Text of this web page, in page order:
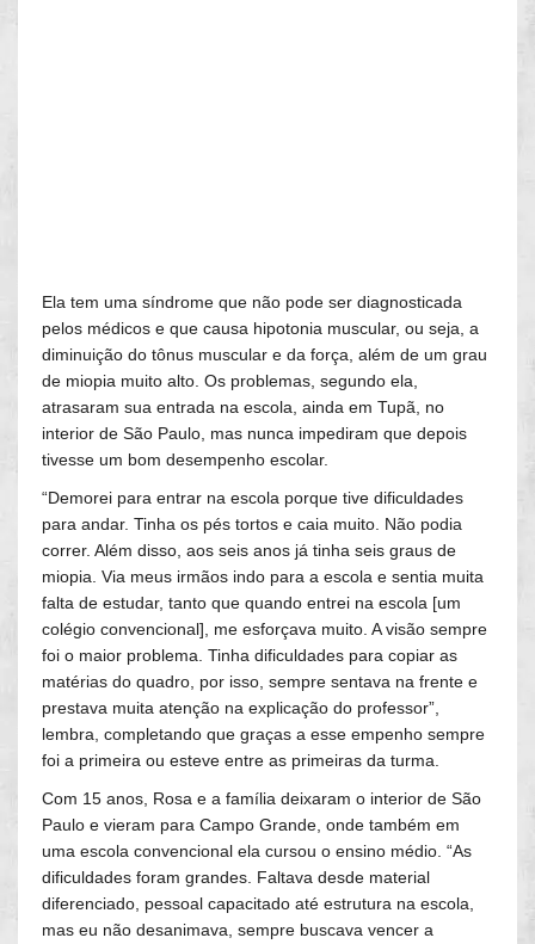
Ela tem uma síndrome que não pode ser diagnosticada
pelos médicos e que causa hipotonia muscular, ou seja, a
diminuição do tônus muscular e da força, além de um grau
de miopia muito alto. Os problemas, segundo ela,
atrasaram sua entrada na escola, ainda em Tupã, no
interior de São Paulo, mas nunca impediram que depois
tivesse um bom desempenho escolar.
“Demorei para entrar na escola porque tive dificuldades
para andar. Tinha os pés tortos e caia muito. Não podia
correr. Além disso, aos seis anos já tinha seis graus de
miopia. Via meus irmãos indo para a escola e sentia muita
falta de estudar, tanto que quando entrei na escola [um
colégio convencional], me esforçava muito. A visão sempre
foi o maior problema. Tinha dificuldades para copiar as
matérias do quadro, por isso, sempre sentava na frente e
prestava muita atenção na explicação do professor”,
lembra, completando que graças a esse empenho sempre
foi a primeira ou esteve entre as primeiras da turma.
Com 15 anos, Rosa e a família deixaram o interior de São
Paulo e vieram para Campo Grande, onde também em
uma escola convencional ela cursou o ensino médio. “As
dificuldades foram grandes. Faltava desde material
diferenciado, pessoal capacitado até estrutura na escola,
mas eu não desanimava, sempre buscava vencer a